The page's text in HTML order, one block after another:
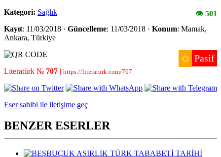
Kategori: Sağlık 👁 501
Kayıt: 11/03/2018 · Güncelleme: 11/03/2018 · Konum: Mamak,
Ankara, Türkiye
Pasif
✩
Literatürk № 707 | https://literaturk.com/707
Eser sahibi ile iletişime geç
BENZER ESERLER